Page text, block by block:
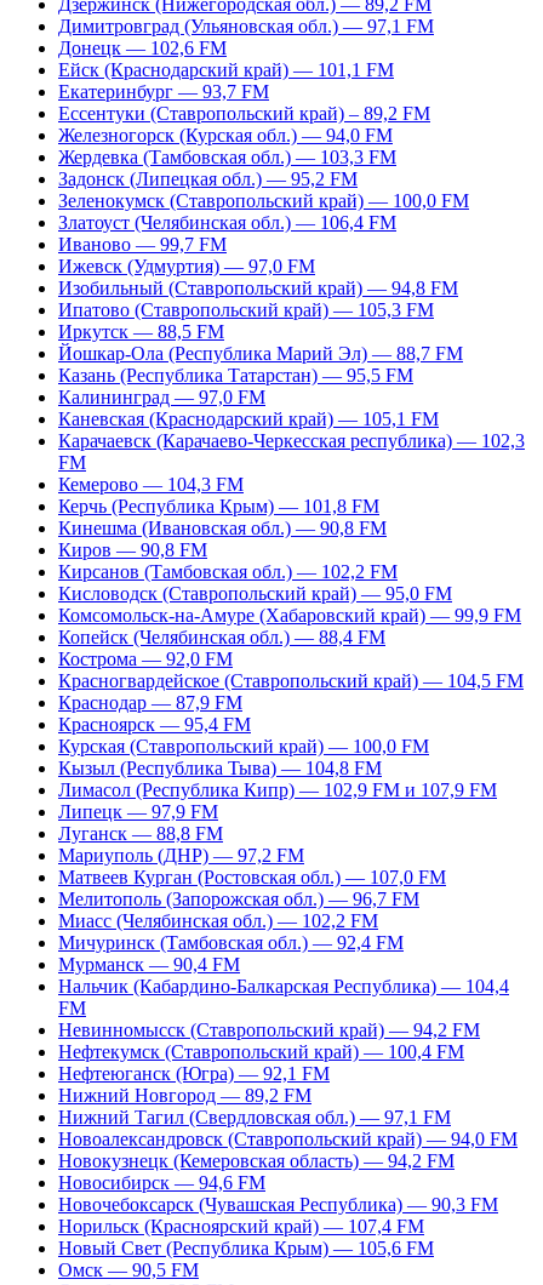
Дзержинск (Нижегородская обл.) — 89,2 FM
Димитровград (Ульяновская обл.) — 97,1 FM
Донецк — 102,6 FM
Ейск (Краснодарский край) — 101,1 FM
Екатеринбург — 93,7 FM
Ессентуки (Ставропольский край) – 89,2 FM
Железногорск (Курская обл.) — 94,0 FM
Жердевка (Тамбовская обл.) — 103,3 FM
Задонск (Липецкая обл.) — 95,2 FM
Зеленокумск (Ставропольский край) — 100,0 FM
Златоуст (Челябинская обл.) — 106,4 FM
Иваново — 99,7 FM
Ижевск (Удмуртия) — 97,0 FM
Изобильный (Ставропольский край) — 94,8 FM
Ипатово (Ставропольский край) — 105,3 FM
Иркутск — 88,5 FM
Йошкар-Ола (Республика Марий Эл) — 88,7 FM
Казань (Республика Татарстан) — 95,5 FM
Калининград — 97,0 FM
Каневская (Краснодарский край) — 105,1 FM
Карачаевск (Карачаево-Черкесская республика) — 102,3
FM
Кемерово — 104,3 FM
Керчь (Республика Крым) — 101,8 FM
Кинешма (Ивановская обл.) — 90,8 FM
Киров — 90,8 FM
Кирсанов (Тамбовская обл.) — 102,2 FM
Кисловодск (Ставропольский край) — 95,0 FM
Комсомольск-на-Амуре (Хабаровский край) — 99,9 FM
Копейск (Челябинская обл.) — 88,4 FM
Кострома — 92,0 FM
Красногвардейское (Ставропольский край) — 104,5 FM
Краснодар — 87,9 FM
Красноярск — 95,4 FM
Курская (Ставропольский край) — 100,0 FM
Кызыл (Республика Тыва) — 104,8 FM
Лимасол (Республика Кипр) — 102,9 FM и 107,9 FM
Липецк — 97,9 FM
Луганск — 88,8 FM
Мариуполь (ДНР) — 97,2 FM
Матвеев Курган (Ростовская обл.) — 107,0 FM
Мелитополь (Запорожская обл.) — 96,7 FM
Миасс (Челябинская обл.) — 102,2 FM
Мичуринск (Тамбовская обл.) — 92,4 FM
Мурманск — 90,4 FM
Нальчик (Кабардино-Балкарская Республика) — 104,4
FM
Невинномысск (Ставропольский край) — 94,2 FM
Нефтекумск (Ставропольский край) — 100,4 FM
Нефтеюганск (Югра) — 92,1 FM
Нижний Новгород — 89,2 FM
Нижний Тагил (Свердловская обл.) — 97,1 FM
Новоалександровск (Ставропольский край) — 94,0 FM
Новокузнецк (Кемеровская область) — 94,2 FM
Новосибирск — 94,6 FM
Новочебоксарск (Чувашская Республика) — 90,3 FM
Норильск (Красноярский край) — 107,4 FM
Новый Свет (Республика Крым) — 105,6 FM
Омск — 90,5 FM